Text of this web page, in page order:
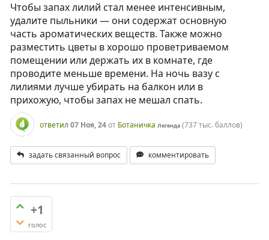
Чтобы запах лилий стал менее интенсивным,
удалите пыльники — они содержат основную
часть ароматических веществ. Также можно
разместить цветы в хорошо проветриваемом
помещении или держать их в комнате, где
проводите меньше времени. На ночь вазу с
лилиями лучше убирать на балкон или в
прихожую, чтобы запах не мешал спать.
ответил 07 Ноя, 24от Ботаничка Легенда (737 тыс.баллов)
задать связанный вопрос комментировать
+1
голос